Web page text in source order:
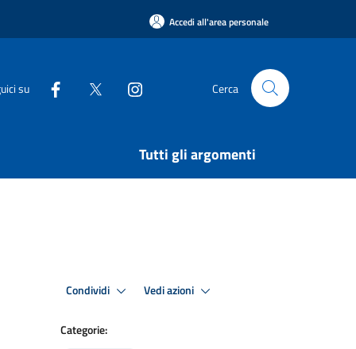
Accedi all'area personale
su Cerca
Tutti gli argomenti
Condividi Vedi azioni
Categorie: